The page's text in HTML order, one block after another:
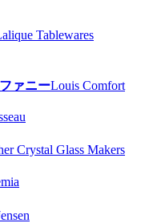
Tablewares
ァニーLouis Comfort
Crystal Glass Makers